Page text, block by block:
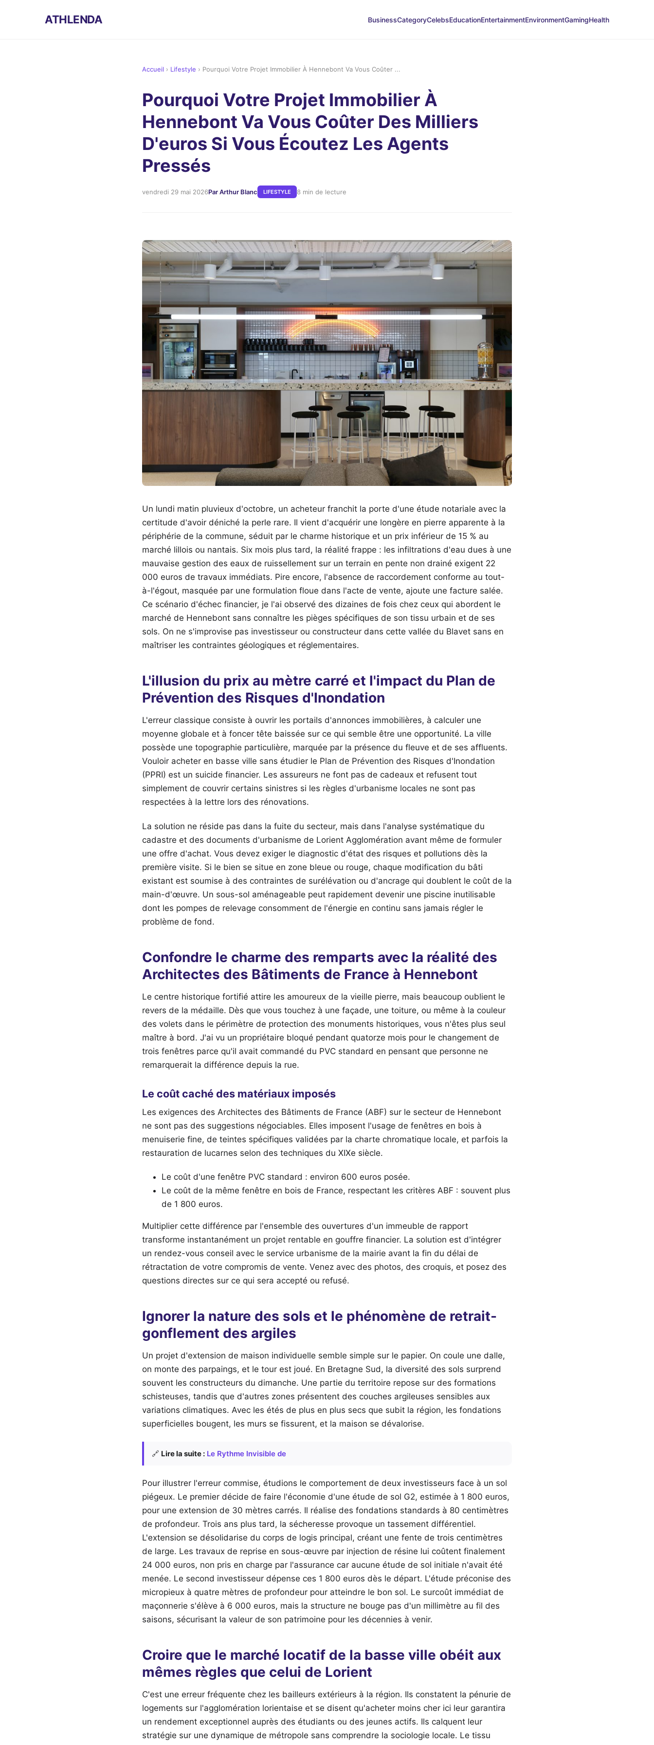
ATHLENDA BusinessCategoryCelebsEducationEntertainmentEnvironmentGamingHealth
Accueil › Lifestyle › Pourquoi Votre Projet Immobilier À Hennebont Va Vous Coûter ...
Pourquoi Votre Projet Immobilier À
Hennebont Va Vous Coûter Des Milliers
D'euros Si Vous Écoutez Les Agents
Pressés
vendredi 29 mai 2026Par Arthur Blanc LIFESTYLE 8 min de lecture
Un lundi matin pluvieux d'octobre, un acheteur franchit la porte d'une étude notariale avec la
certitude d'avoir déniché la perle rare. Il vient d'acquérir une longère en pierre apparente à la
périphérie de la commune, séduit par le charme historique et un prix inférieur de 15 % au
marché lillois ou nantais. Six mois plus tard, la réalité frappe : les infiltrations d'eau dues à une
mauvaise gestion des eaux de ruissellement sur un terrain en pente non drainé exigent 22
000 euros de travaux immédiats. Pire encore, l'absence de raccordement conforme au tout-
à-l'égout, masquée par une formulation floue dans l'acte de vente, ajoute une facture salée.
Ce scénario d'échec financier, je l'ai observé des dizaines de fois chez ceux qui abordent le
marché de Hennebont sans connaître les pièges spécifiques de son tissu urbain et de ses
sols. On ne s'improvise pas investisseur ou constructeur dans cette vallée du Blavet sans en
maîtriser les contraintes géologiques et réglementaires.
L'illusion du prix au mètre carré et l'impact du Plan de
Prévention des Risques d'Inondation
L'erreur classique consiste à ouvrir les portails d'annonces immobilières, à calculer une
moyenne globale et à foncer tête baissée sur ce qui semble être une opportunité. La ville
possède une topographie particulière, marquée par la présence du fleuve et de ses affluents.
Vouloir acheter en basse ville sans étudier le Plan de Prévention des Risques d'Inondation
(PPRI) est un suicide financier. Les assureurs ne font pas de cadeaux et refusent tout
simplement de couvrir certains sinistres si les règles d'urbanisme locales ne sont pas
respectées à la lettre lors des rénovations.
La solution ne réside pas dans la fuite du secteur, mais dans l'analyse systématique du
cadastre et des documents d'urbanisme de Lorient Agglomération avant même de formuler
une offre d'achat. Vous devez exiger le diagnostic d'état des risques et pollutions dès la
première visite. Si le bien se situe en zone bleue ou rouge, chaque modification du bâti
existant est soumise à des contraintes de surélévation ou d'ancrage qui doublent le coût de la
main-d'œuvre. Un sous-sol aménageable peut rapidement devenir une piscine inutilisable
dont les pompes de relevage consomment de l'énergie en continu sans jamais régler le
problème de fond.
Confondre le charme des remparts avec la réalité des
Architectes des Bâtiments de France à Hennebont
Le centre historique fortifié attire les amoureux de la vieille pierre, mais beaucoup oublient le
revers de la médaille. Dès que vous touchez à une façade, une toiture, ou même à la couleur
des volets dans le périmètre de protection des monuments historiques, vous n'êtes plus seul
maître à bord. J'ai vu un propriétaire bloqué pendant quatorze mois pour le changement de
trois fenêtres parce qu'il avait commandé du PVC standard en pensant que personne ne
remarquerait la différence depuis la rue.
Le coût caché des matériaux imposés
Les exigences des Architectes des Bâtiments de France (ABF) sur le secteur de Hennebont
ne sont pas des suggestions négociables. Elles imposent l'usage de fenêtres en bois à
menuiserie fine, de teintes spécifiques validées par la charte chromatique locale, et parfois la
restauration de lucarnes selon des techniques du XIXe siècle.
Le coût d'une fenêtre PVC standard : environ 600 euros posée.
Le coût de la même fenêtre en bois de France, respectant les critères ABF : souvent plus
de 1 800 euros.
Multiplier cette différence par l'ensemble des ouvertures d'un immeuble de rapport
transforme instantanément un projet rentable en gouffre financier. La solution est d'intégrer
un rendez-vous conseil avec le service urbanisme de la mairie avant la fin du délai de
rétractation de votre compromis de vente. Venez avec des photos, des croquis, et posez des
questions directes sur ce qui sera accepté ou refusé.
Ignorer la nature des sols et le phénomène de retrait-
gonflement des argiles
Un projet d'extension de maison individuelle semble simple sur le papier. On coule une dalle,
on monte des parpaings, et le tour est joué. En Bretagne Sud, la diversité des sols surprend
souvent les constructeurs du dimanche. Une partie du territoire repose sur des formations
schisteuses, tandis que d'autres zones présentent des couches argileuses sensibles aux
variations climatiques. Avec les étés de plus en plus secs que subit la région, les fondations
superficielles bougent, les murs se fissurent, et la maison se dévalorise.
🔗 Lire la suite : Le Rythme Invisible de
Pour illustrer l'erreur commise, étudions le comportement de deux investisseurs face à un sol
piégeux. Le premier décide de faire l'économie d'une étude de sol G2, estimée à 1 800 euros,
pour une extension de 30 mètres carrés. Il réalise des fondations standards à 80 centimètres
de profondeur. Trois ans plus tard, la sécheresse provoque un tassement différentiel.
L'extension se désolidarise du corps de logis principal, créant une fente de trois centimètres
de large. Les travaux de reprise en sous-œuvre par injection de résine lui coûtent finalement
24 000 euros, non pris en charge par l'assurance car aucune étude de sol initiale n'avait été
menée. Le second investisseur dépense ces 1 800 euros dès le départ. L'étude préconise des
micropieux à quatre mètres de profondeur pour atteindre le bon sol. Le surcoût immédiat de
maçonnerie s'élève à 6 000 euros, mais la structure ne bouge pas d'un millimètre au fil des
saisons, sécurisant la valeur de son patrimoine pour les décennies à venir.
Croire que le marché locatif de la basse ville obéit aux
mêmes règles que celui de Lorient
C'est une erreur fréquente chez les bailleurs extérieurs à la région. Ils constatent la pénurie de
logements sur l'agglomération lorientaise et se disent qu'acheter moins cher ici leur garantira
un rendement exceptionnel auprès des étudiants ou des jeunes actifs. Ils calquent leur
stratégie sur une dynamique de métropole sans comprendre la sociologie locale. Le tissu